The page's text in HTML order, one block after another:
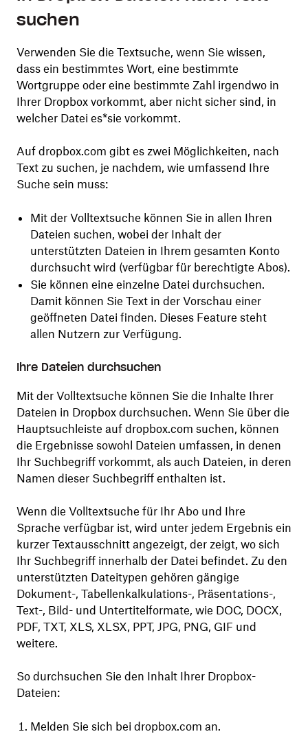
suchen
Verwenden Sie die Textsuche, wenn Sie wissen,
dass ein bestimmtes Wort, eine bestimmte
Wortgruppe oder eine bestimmte Zahl irgendwo in
Ihrer Dropbox vorkommt, aber nicht sicher sind, in
welcher Datei es*sie vorkommt.
Auf dropbox.com gibt es zwei Möglichkeiten, nach
Text zu suchen, je nachdem, wie umfassend Ihre
Suche sein muss:
Mit der Volltextsuche können Sie in allen Ihren
Dateien suchen, wobei der Inhalt der
unterstützten Dateien in Ihrem gesamten Konto
durchsucht wird (verfügbar für berechtigte Abos).
Sie können eine einzelne Datei durchsuchen.
Damit können Sie Text in der Vorschau einer
geöffneten Datei finden. Dieses Feature steht
allen Nutzern zur Verfügung.
Ihre Dateien durchsuchen
Mit der Volltextsuche können Sie die Inhalte Ihrer
Dateien in Dropbox durchsuchen. Wenn Sie über die
Hauptsuchleiste auf dropbox.com suchen, können
die Ergebnisse sowohl Dateien umfassen, in denen
Ihr Suchbegriff vorkommt, als auch Dateien, in deren
Namen dieser Suchbegriff enthalten ist.
Wenn die Volltextsuche für Ihr Abo und Ihre
Sprache verfügbar ist, wird unter jedem Ergebnis ein
kurzer Textausschnitt angezeigt, der zeigt, wo sich
Ihr Suchbegriff innerhalb der Datei befindet. Zu den
unterstützten Dateitypen gehören gängige
Dokument-, Tabellenkalkulations-, Präsentations-,
Text-, Bild- und Untertitelformate, wie DOC, DOCX,
PDF, TXT, XLS, XLSX, PPT, JPG, PNG, GIF und
weitere.
So durchsuchen Sie den Inhalt Ihrer Dropbox-
Dateien:
Melden Sie sich bei dropbox.com an.